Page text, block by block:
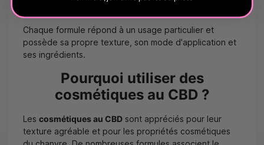
Chaque formule répond à un usage particulier et
possède sa propre texture, son mode d'application et
ses ingrédients.
Pourquoi utiliser des
cosmétiques au CBD ?
Les cosmétiques au CBD sont appréciés pour leur
texture agréable et pour les propriétés cosmétiques